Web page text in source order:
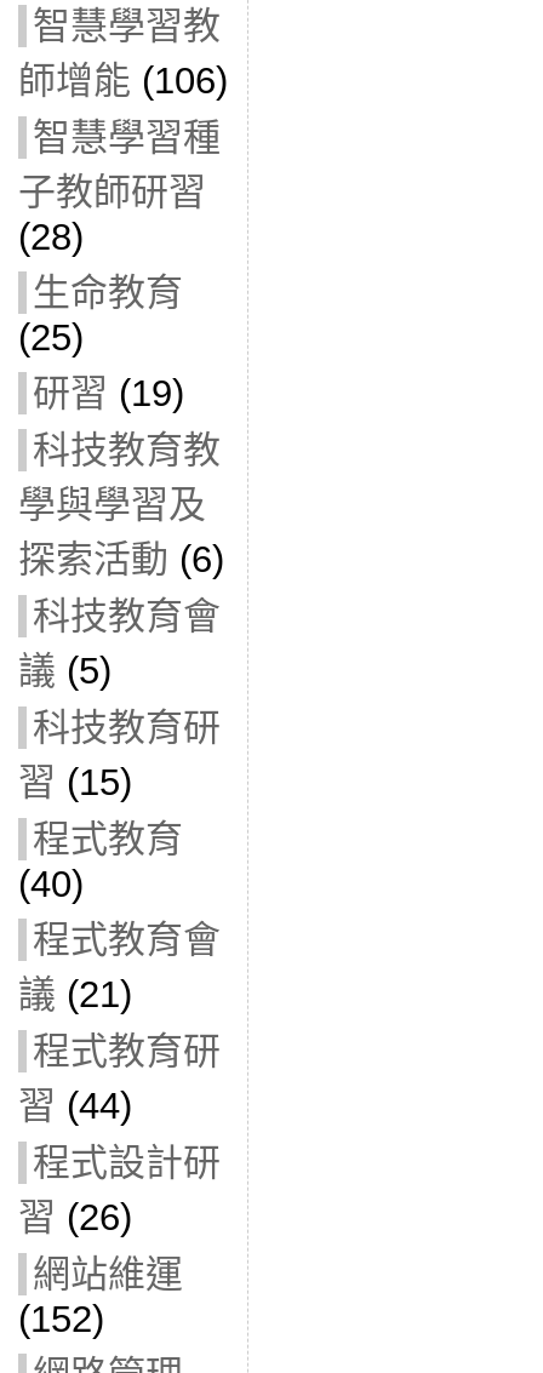
智慧學習教
師增能 (106)
智慧學習種
子教師研習
(28)
生命教育
(25)
研習 (19)
科技教育教
學與學習及
探索活動 (6)
科技教育會
議 (5)
科技教育研
習 (15)
程式教育
(40)
程式教育會
議 (21)
程式教育研
習 (44)
程式設計研
習 (26)
網站維運
(152)